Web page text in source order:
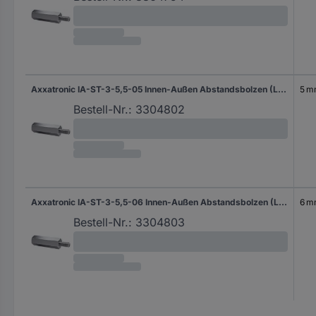
Axxatronic IA-ST-3-5,5-05 Innen-Außen Abstandsbolzen (L) 5 mm M3 x 3 M3 x 6 Stahl verzinkt 1 St.
Bestell-Nr.: 3304802
5
Axxatronic IA-ST-3-5,5-06 Innen-Außen Abstandsbolzen (L) 6 mm M3 x 3 M3 x 6 Stahl verzinkt 1 St.
Bestell-Nr.: 3304803
6